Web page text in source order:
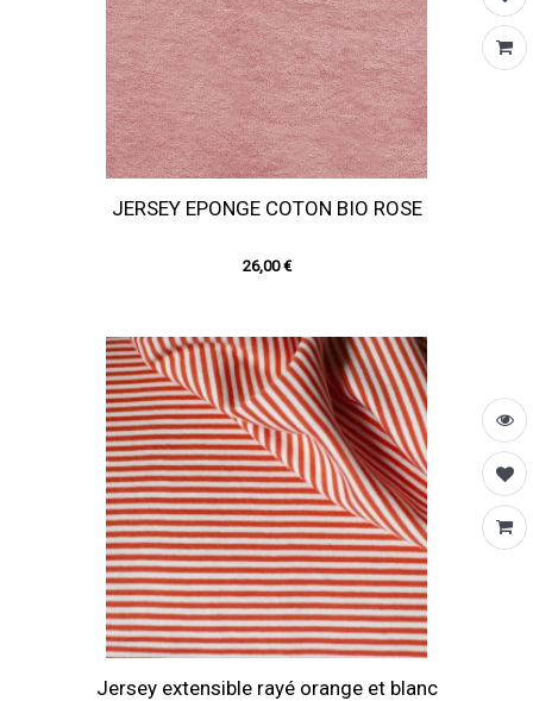
JERSEY EPONGE COTON BIO ROSE
26,00 €
Jersey extensible rayé orange et blanc